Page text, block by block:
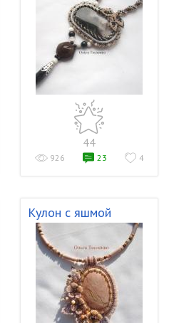
44
926 23 4
Кулон с яшмой